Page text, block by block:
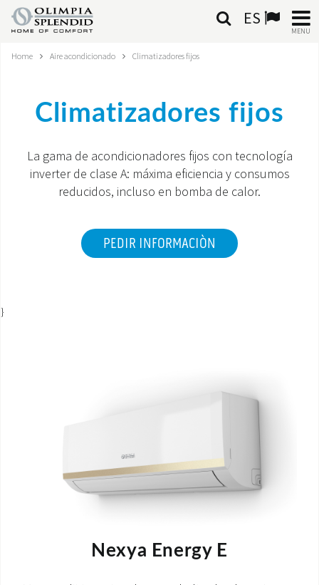
ES
MENU
ESPAÑOL
CALEFACCIÓN
SISTEMAS INTEGRADOS
Home Aire acondicionado Climatizadores fijos
Climatizadores fijos
La gama de acondicionadores fijos con tecnología
inverter de clase A: máxima eficiencia y consumos
reducidos, incluso en bomba de calor.
PEDIR INFORMACIÒN
}
Nexya Energy E